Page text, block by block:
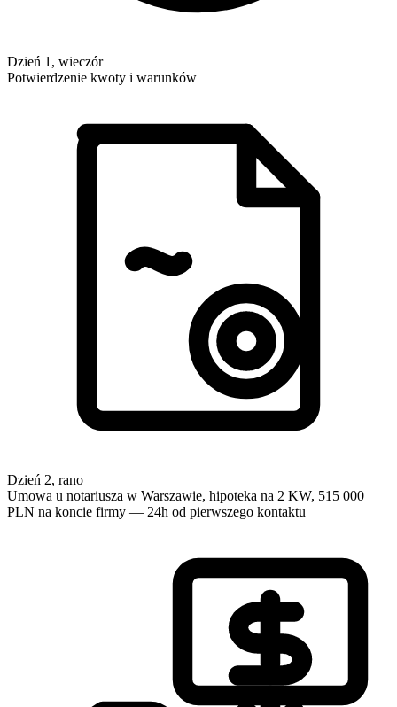
Dzień 1, wieczór
Potwierdzenie kwoty i warunków
Dzień 2, rano
Umowa u notariusza w Warszawie, hipoteka na 2 KW, 515 000
PLN na koncie firmy — 24h od pierwszego kontaktu